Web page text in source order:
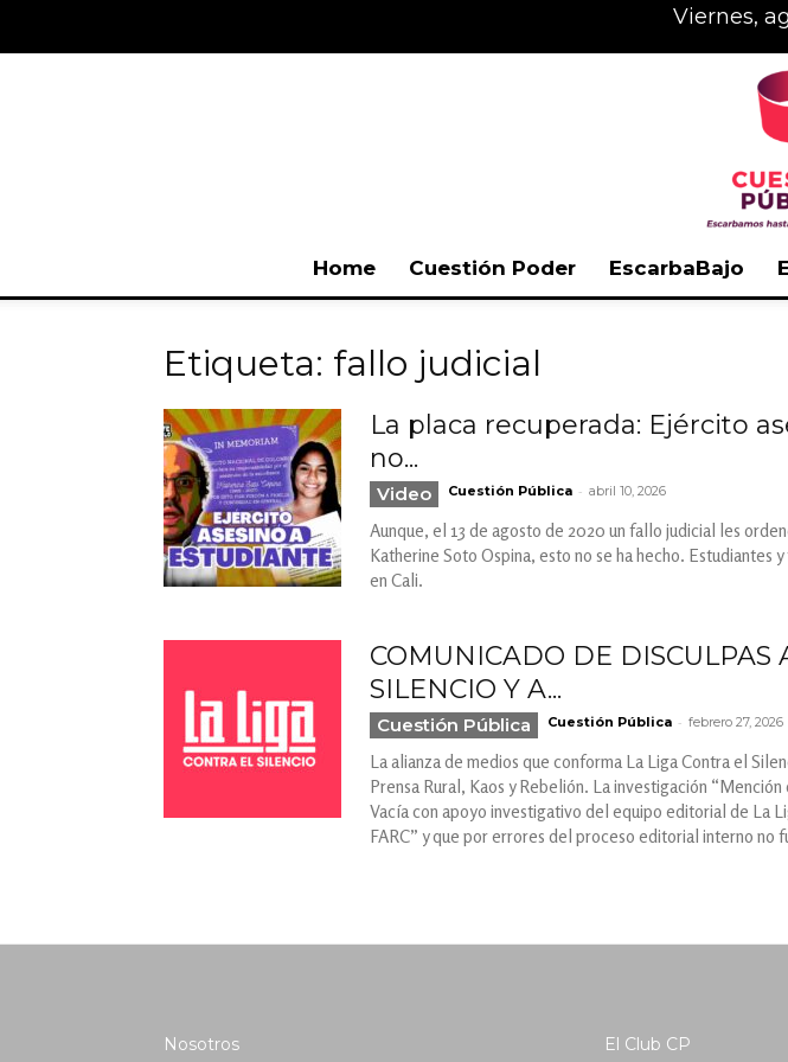
viernes,
Home Cuestión Poder EscarbaBajo
Etiqueta: fallo judicial
La placa recuperada: Ejército
no...
Video Cuestión Pública - abril 10, 2026
Aunque, el 13 de agosto de 2020 un fallo judicial les
Katherine Soto Ospina, esto no se ha hecho.
en Cali.
COMUNICADO DE DISCULPAS
SILENCIO Y A...
Cuestión Pública Cuestión Pública - febrero 27, 2026
La alianza de medios que conforma La Liga Contra el
Prensa Rural, Kaos y Rebelión. La investigación
Vacía con apoyo investigativo del equipo editorial de La
FARC” y que por errores del proceso editorial interno no
Nosotros El Club CP